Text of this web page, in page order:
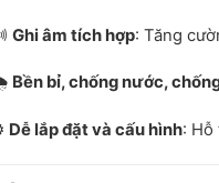
Ghi âm tích hợp: Tăng
Bền bỉ, chống nước,
Dễ lắp đặt và cấu hình: